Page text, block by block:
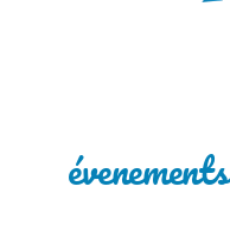
évenements